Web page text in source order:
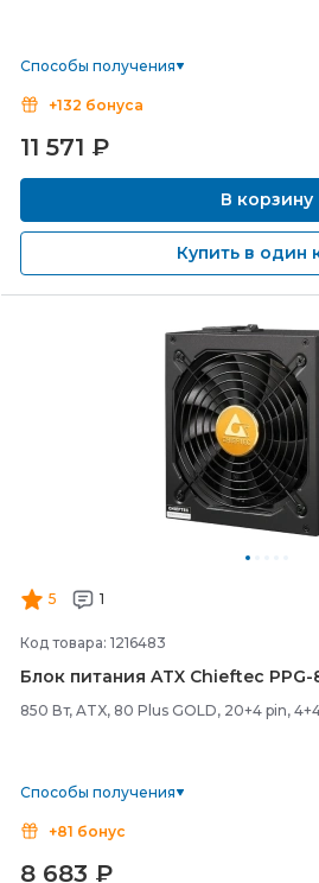
Способы получения
+132 бонуса
11 571 ₽
В корзину
Купить в один
5 1
Код товара: 1216483
Блок питания ATX Chieftec PPG-
850 Вт, ATX, 80 Plus GOLD, 20+4 pin,
Способы получения
+81 бонус
8 683 ₽